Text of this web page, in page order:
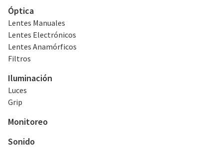
Óptica
Lentes Manuales
Lentes Electrónicos
Lentes Anamórficos
Filtros
Iluminación
Luces
Grip
Monitoreo
Sonido